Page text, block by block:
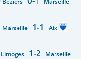
Béziers Marseille
Marseille 1-1 Aix
Limoges 1-2 Marseille